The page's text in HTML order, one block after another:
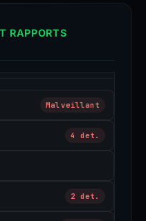
RAPPORTS
Malveillant
4 det.
2 det.